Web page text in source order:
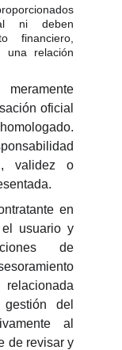
ni deben
financiero,
una relación
oficial
validez o
en
usuario y
de
del
al
de revisar y